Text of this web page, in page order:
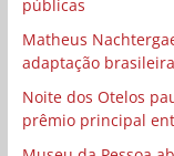
públicas
Matheus
adaptação
Noite dos Otelos
prêmio principal